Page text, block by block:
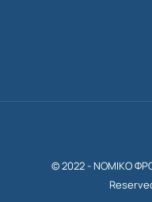
© 2022 - ΝΟΜΙΚΟ